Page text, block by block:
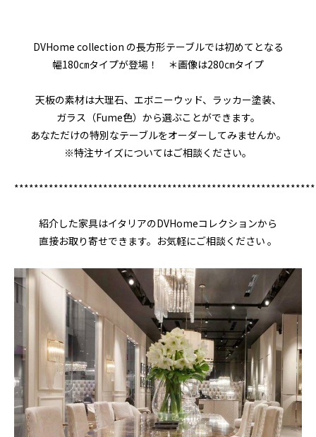
DVHome collection の長方形テーブルでは初めてとなる
幅180㎝タイプが登場！ ＊画像は280㎝タイプ
天板の素材は大理石、エボニーウッド、ラッカー塗装、
ガラス（Fume色）から選ぶことができます。
あなただけの特別なテーブルをオーダーしてみませんか。
※特注サイズについてはご相談ください。
紹介した家具はイタリアのDVHomeコレクションから
直接お取り寄せできます。お気軽にご相談ください 。